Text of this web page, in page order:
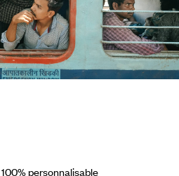
personnalisable